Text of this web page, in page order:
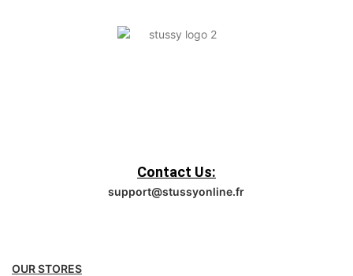
Contact Us:
support@stussyonline.fr
OUR STORES